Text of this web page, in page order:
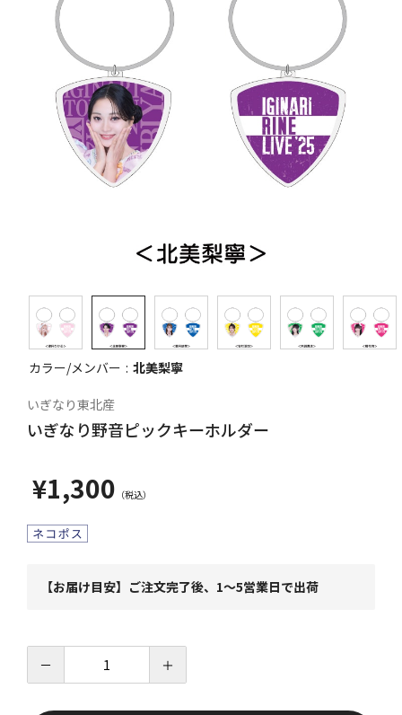
カラー/メンバー 北美梨寧
いぎなり東北産
いぎなり野音ピックキーホルダー
¥1,300
【お届け目安】ご注文完了後、1～5営業日で出荷
－ ＋